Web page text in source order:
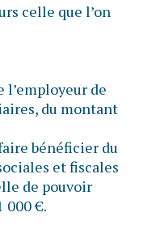
celle que l’on
l’employeur de
du montant
bénéficier du
et fiscales
de pouvoir
000 €.